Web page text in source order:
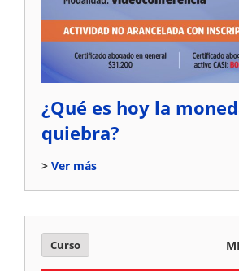
¿Qué es hoy la
quiebra?
Ver más
Curso